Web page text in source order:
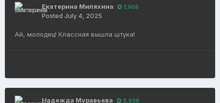
Екатерина Миляхина 1,505
Posted July 4, 2025
Ай, молодец! Классная вышла штука!
Надежда Муравьева 3,938